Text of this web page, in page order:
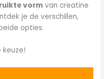
vorm van creatine
je de verschillen,
opties.
keuze!